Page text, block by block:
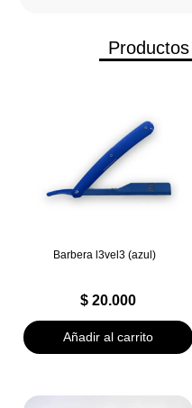
Barbera l3vel3 (azul)
$20.000
Añadir al carrito